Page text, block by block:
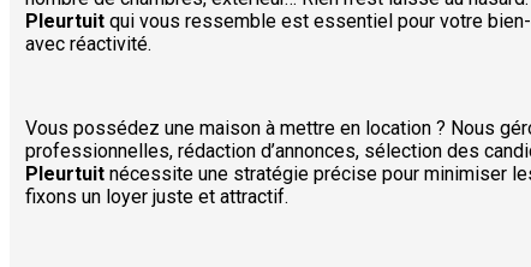
Pleurtuit qui vous ressemble est essentiel pour votre
avec réactivité.
Vous possédez une maison à mettre en location ? Nous
professionnelles, rédaction d’annonces, sélection des
Pleurtuit nécessite une stratégie précise pour minimiser
fixons un loyer juste et attractif.